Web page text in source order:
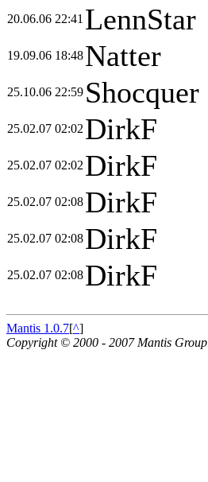
20.06.06 22:41 LennStar
19.09.06 18:48Natter
25.10.06 22:59 Shocquer
25.02.07 02:02 DirkF
25.02.07 02:02 DirkF
25.02.07 02:08DirkF
25.02.07 02:08DirkF
25.02.07 02:08DirkF
Mantis 1.0.7[^]
Copyright © 2000 - 2007 Mantis Group